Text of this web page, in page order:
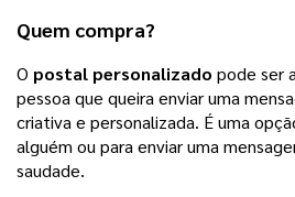
Quem compra?
O postal personalizado pode ser
pessoa que queira enviar uma
criativa e personalizada. É uma
alguém ou para enviar uma
saudade.